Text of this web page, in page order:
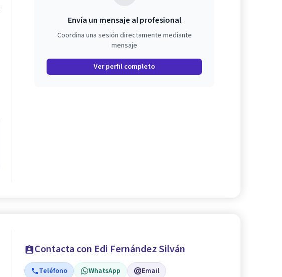
Envía un mensaje al profesional
Coordina una sesión directamente mediante
mensaje
Ver perfil completo
Contacta con Edi Fernández Silván
Teléfono WhatsApp Email